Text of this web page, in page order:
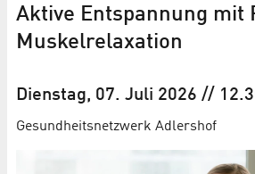
Aktive Entspannung mit
Muskelrelaxation
Dienstag, 07. Juli 2026 //
Gesundheitsnetzwerk Adlershof